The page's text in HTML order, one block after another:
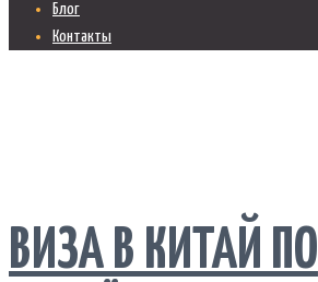
Блог
Контакты
ВИЗА В КИТАЙ ПО